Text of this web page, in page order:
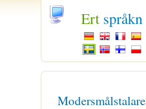
Ert språkn
Modersmålstalare